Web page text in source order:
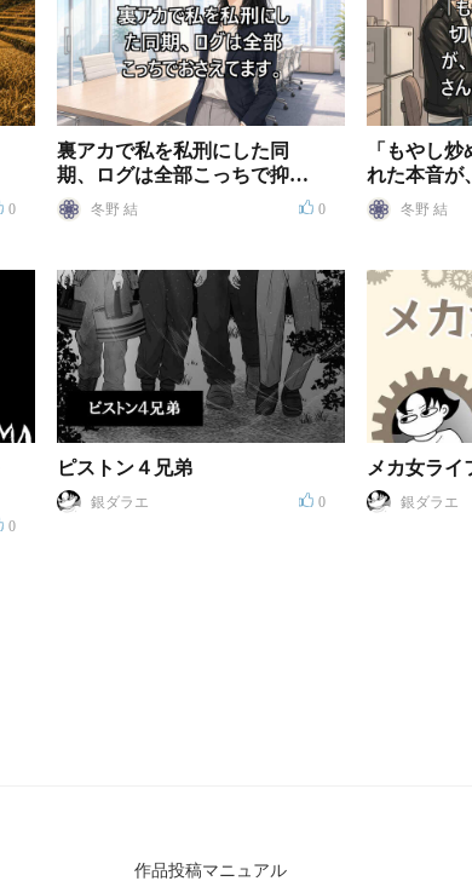
0
裏アカで私を私刑にした同
期、ログは全部こっちで抑え
てます冬野 結 0
「もやし
れた本音が
んを落とし
冬野 結
0
ピストン４兄弟
銀ダラエ 0
メカ女ライ
銀ダラエ
作品投稿マニュアル